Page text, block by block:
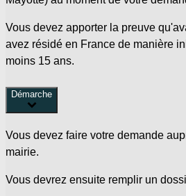
Vous devez apporter la preuve
avez résidé en France de manière
moins 15 ans.
Démarche
Vous devez faire votre demande
mairie.
Vous devrez ensuite remplir un